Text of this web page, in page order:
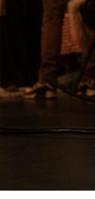
Tarieven
Onze visie
Hoe
Vacatures